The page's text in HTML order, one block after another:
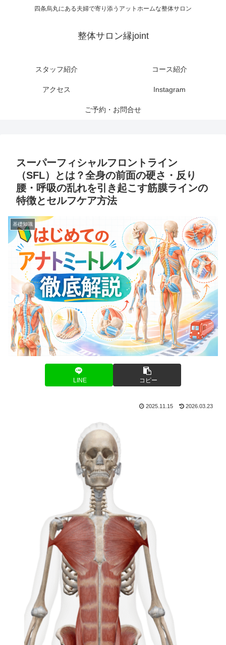
四条烏丸にある夫婦で寄り添うアットホームな整体サロン
整体サロン縁joint
スタッフ紹介 コース紹介
アクセス Instagram
ご予約・お問合せ
スーパーフィシャルフロントライン
（SFL）とは？全身の前面の硬さ・反り
腰・呼吸の乱れを引き起こす筋膜ラインの
特徴とセルフケア方法
基礎知識
LINE コピー
2025.11.15 2026.03.23